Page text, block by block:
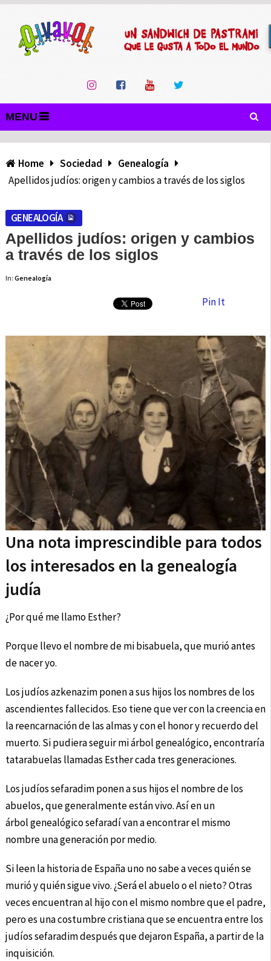
MENU
Home Sociedad
Genealogía
Apellidos judíos: origen y cambios a través de los siglos
GENEALOGÍA
Apellidos judíos: origen y cambios
a través de los siglos
In: Genealogía
Pin It
Una nota imprescindible para todos
los interesados en la genealogía
judía
¿Por qué me llamo Esther?
Porque llevo el nombre de mi bisabuela, que murió antes
de nacer yo.
Los judíos azkenazim ponen a sus hijos los nombres de los
ascendientes fallecidos. Eso tiene que ver con la creencia en
la reencarnación de las almas y con el honor y recuerdo del
muerto. Si pudiera seguir mi árbol genealógico, encontraría
tatarabuelas llamadas Esther cada tres generaciones.
Los judíos sefaradim ponen a sus hijos el nombre de los
abuelos, que generalmente están vivo. Así en un
árbol genealógico sefaradí van a encontrar el mismo
nombre una generación por medio.
Si leen la historia de España uno no sabe a veces quién se
murió y quién sigue vivo. ¿Será el abuelo o el nieto? Otras
veces encuentran al hijo con el mismo nombre que el padre,
pero es una costumbre cristiana que se encuentra entre los
judíos sefaradim después que dejaron España, a partir de la
inquisición.